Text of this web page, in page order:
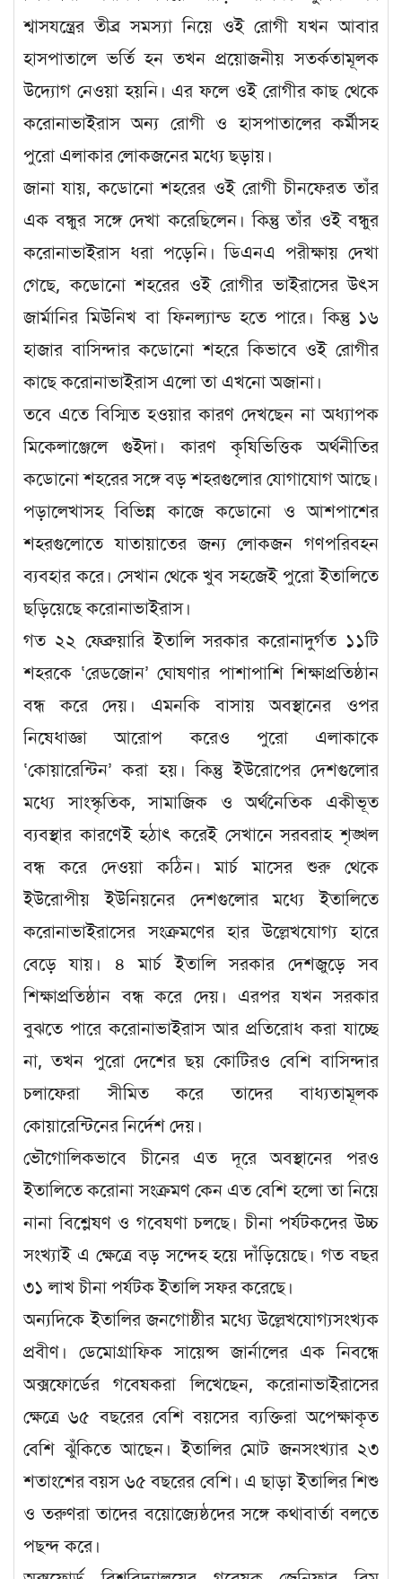
শ্বাসযন্ত্রের তীব্র সমস্যা নিয়ে ওই রোগী যখন আবার
হাসপাতালে ভর্তি হন তখন প্রয়োজনীয় সতর্কতামূলক
উদ্যোগ নেওয়া হয়নি। এর ফলে ওই রোগীর কাছ থেকে
করোনাভাইরাস অন্য রোগী ও হাসপাতালের কর্মীসহ
পুরো এলাকার লোকজনের মধ্যে ছড়ায়।
জানা যায়, কডোনো শহরের ওই রোগী চীনফেরত তাঁর
এক বন্ধুর সঙ্গে দেখা করেছিলেন। কিন্তু তাঁর ওই বন্ধুর
করোনাভাইরাস ধরা পড়েনি। ডিএনএ পরীক্ষায় দেখা
গেছে, কডোনো শহরের ওই রোগীর ভাইরাসের উৎস
জার্মানির মিউনিখ বা ফিনল্যান্ড হতে পারে। কিন্তু ১৬
হাজার বাসিন্দার কডোনো শহরে কিভাবে ওই রোগীর
কাছে করোনাভাইরাস এলো তা এখনো অজানা।
তবে এতে বিস্মিত হওয়ার কারণ দেখছেন না অধ্যাপক
মিকেলাঞ্জেলে গুইদা। কারণ কৃষিভিত্তিক অর্থনীতির
কডোনো শহরের সঙ্গে বড় শহরগুলোর যোগাযোগ আছে।
পড়ালেখাসহ বিভিন্ন কাজে কডোনো ও আশপাশের
শহরগুলোতে যাতায়াতের জন্য লোকজন গণপরিবহন
ব্যবহার করে। সেখান থেকে খুব সহজেই পুরো ইতালিতে
ছড়িয়েছে করোনাভাইরাস।
গত ২২ ফেব্রুয়ারি ইতালি সরকার করোনাদুর্গত ১১টি
শহরকে ‘রেডজোন’ ঘোষণার পাশাপাশি শিক্ষাপ্রতিষ্ঠান
বন্ধ করে দেয়। এমনকি বাসায় অবস্থানের ওপর
নিষেধাজ্ঞা আরোপ করেও পুরো এলাকাকে
‘কোয়ারেন্টিন’ করা হয়। কিন্তু ইউরোপের দেশগুলোর
মধ্যে সাংস্কৃতিক, সামাজিক ও অর্থনৈতিক একীভূত
ব্যবস্থার কারণেই হঠাৎ করেই সেখানে সরবরাহ শৃঙ্খল
বন্ধ করে দেওয়া কঠিন। মার্চ মাসের শুরু থেকে
ইউরোপীয় ইউনিয়নের দেশগুলোর মধ্যে ইতালিতে
করোনাভাইরাসের সংক্রমণের হার উল্লেখযোগ্য হারে
বেড়ে যায়। ৪ মার্চ ইতালি সরকার দেশজুড়ে সব
শিক্ষাপ্রতিষ্ঠান বন্ধ করে দেয়। এরপর যখন সরকার
বুঝতে পারে করোনাভাইরাস আর প্রতিরোধ করা যাচ্ছে
না, তখন পুরো দেশের ছয় কোটিরও বেশি বাসিন্দার
চলাফেরা সীমিত করে তাদের বাধ্যতামূলক
কোয়ারেন্টিনের নির্দেশ দেয়।
ভৌগোলিকভাবে চীনের এত দূরে অবস্থানের পরও
ইতালিতে করোনা সংক্রমণ কেন এত বেশি হলো তা নিয়ে
নানা বিশ্লেষণ ও গবেষণা চলছে। চীনা পর্যটকদের উচ্চ
সংখ্যাই এ ক্ষেত্রে বড় সন্দেহ হয়ে দাঁড়িয়েছে। গত বছর
৩১ লাখ চীনা পর্যটক ইতালি সফর করেছে।
অন্যদিকে ইতালির জনগোষ্ঠীর মধ্যে উল্লেখযোগ্যসংখ্যক
প্রবীণ। ডেমোগ্রাফিক সায়েন্স জার্নালের এক নিবন্ধে
অক্সফোর্ডের গবেষকরা লিখেছেন, করোনাভাইরাসের
ক্ষেত্রে ৬৫ বছরের বেশি বয়সের ব্যক্তিরা অপেক্ষাকৃত
বেশি ঝুঁকিতে আছেন। ইতালির মোট জনসংখ্যার ২৩
শতাংশের বয়স ৬৫ বছরের বেশি। এ ছাড়া ইতালির শিশু
ও তরুণরা তাদের বয়োজ্যেষ্ঠদের সঙ্গে কথাবার্তা বলতে
পছন্দ করে।